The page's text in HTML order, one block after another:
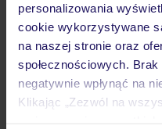
personalizowania
cookie wykorzystywane
na naszej stronie oraz
społecznościowych.
negatywnie wpłynąć na
Klikając „Zezwól na
3 913
ZŁ
OSOBA
18.10.2026 - 24.10.2026
Kraków (11:25)
Śniadanie